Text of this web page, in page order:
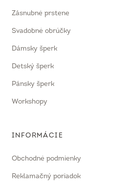
Zásnubné prstene
Svadobné obrúčky
Dámsky šperk
Detský šperk
Pánsky šperk
Workshopy
INFORMÁCIE
Obchodné podmienky
Reklamačný poriadok